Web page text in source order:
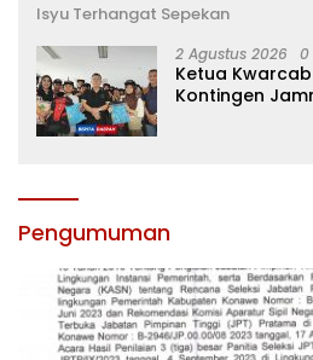
Isyu Terhangat Sepekan
2 Agustus 2026 0
Ketua
Kontingen
Pengumuman